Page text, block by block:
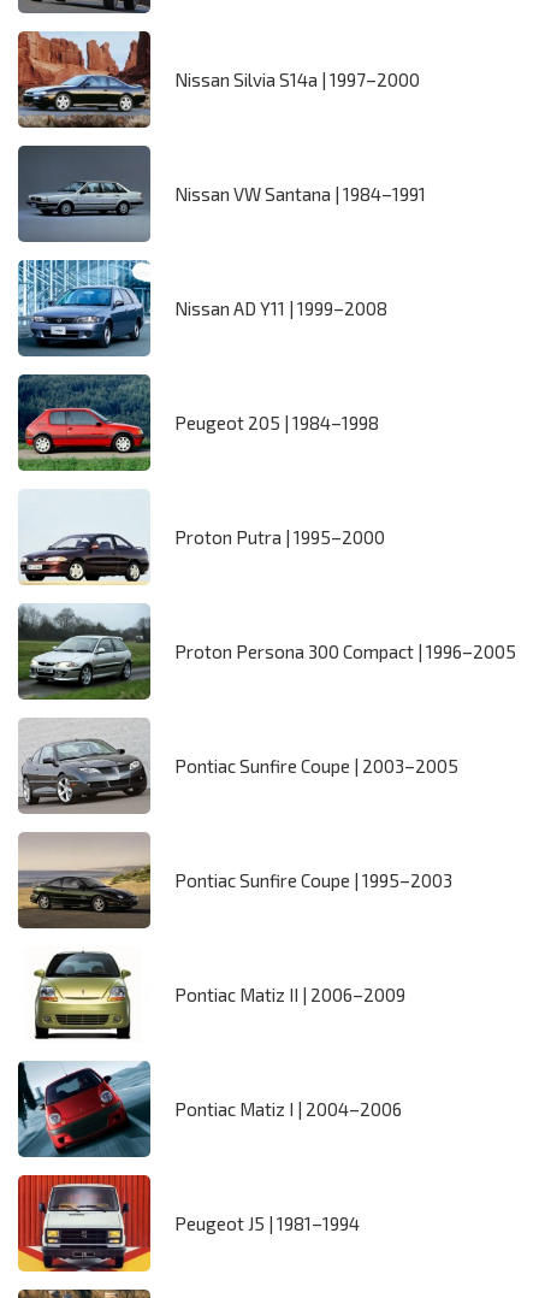
Nissan Silvia S14a | 1997–2000
Nissan VW Santana | 1984–1991
Nissan AD Y11 | 1999–2008
Peugeot 205 | 1984–1998
Proton Putra | 1995–2000
Proton Persona 300 Compact | 1996–2005
Pontiac Sunfire Coupe | 2003–2005
Pontiac Sunfire Coupe | 1995–2003
Pontiac Matiz II | 2006–2009
Pontiac Matiz I | 2004–2006
Peugeot J5 | 1981–1994